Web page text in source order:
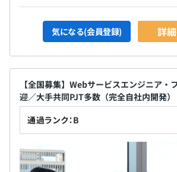
気になる(会員登録) 詳
【全国募集】Webサービスエンジニア・
迎／大手共同PJT多数（完全自社内開発）
通過ランク：B